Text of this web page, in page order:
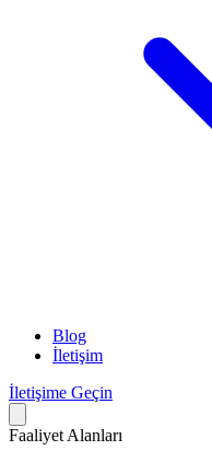
Blog
İletişim
İletişime Geçin
Faaliyet Alanları